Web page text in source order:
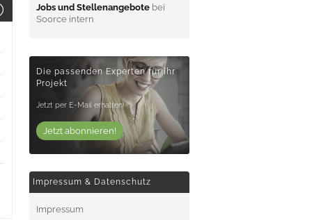
Jobs und Stellenangebote bei
Soorce intern
Die passenden Experten für Ihr
Projekt
Jetzt per E-Mail erhalten!
Jetzt abonnieren!
Impressum & Datenschutz
Impressum